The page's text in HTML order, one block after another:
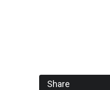
Share